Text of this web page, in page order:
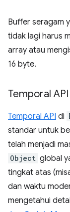
Buffer seragam
tidak lagi harus
array atau
16 byte.
Temporal API
Temporal API di
standar untuk
telah menjadi
Object global
tingkat atas
dan waktu
mengetahui